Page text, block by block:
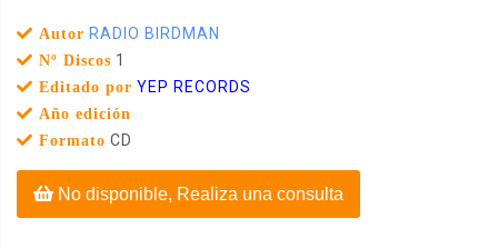
Autor RADIO BIRDMAN
Nº Discos 1
Editado por YEP RECORDS
Año edición
Formato CD
No disponible, Realiza una consulta